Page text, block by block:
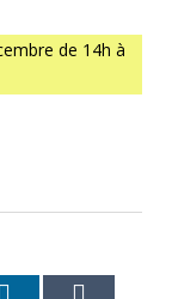
de 14h à
LinkedIn